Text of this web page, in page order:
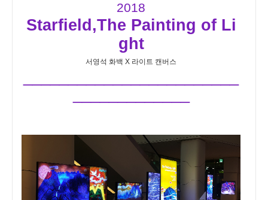
2018
Starfield,The Painting of Li
ght
서영석 화백 X 라이트 캔버스